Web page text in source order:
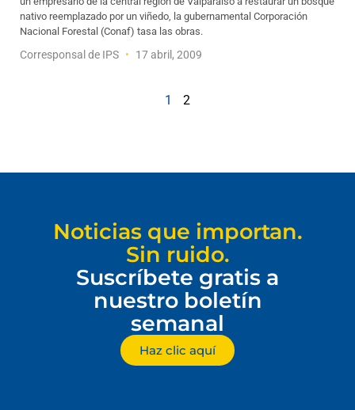
nativo reemplazado por un viñedo, la gubernamental Corporación
Nacional Forestal (Conaf) tasa las obras.
Corresponsal de IPS 17 abril, 2009
1 2
Noticias que importan.
Sin ruido.
Suscríbete gratis a
nuestro boletín
semanal
Haz clic aquí